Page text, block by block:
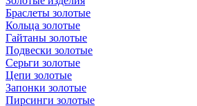
Браслеты золотые
Кольца золотые
Гайтаны золотые
Подвески золотые
Серьги золотые
Цепи золотые
Запонки золотые
Пирсинги золотые